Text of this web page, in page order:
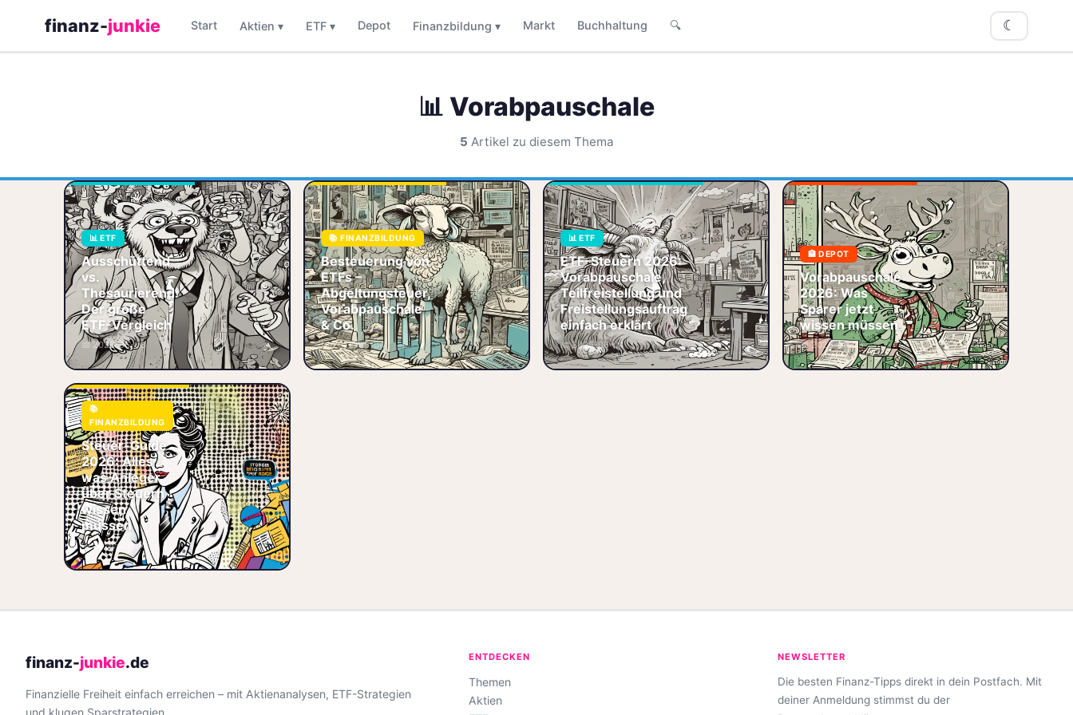
finanz-junkie Start Aktien ▾ ETF ▾ Depot Finanzbildung ▾ Markt Buchhaltung 🔍 ☾
📊 Vorabpauschale
5 Artikel zu diesem Thema
📊 ETF
Ausschüttend
vs.
Thesaurierend:
Der große
ETF-Vergleich
📅 2026-06-03
Ausschüttende
oder
thesaurierende
ETFs? Der große
Vergleich: Steuern,
Zinseszins-Effekt,
Vorabpauschale
und die beste St
📊 ETF
💰 Dividende
🧾 Steuern
📊 Vorabpauschale
📚 FINANZBILDUNG
Besteuerung von
ETFs –
Abgeltungsteuer,
Vorabpauschale
& Co.
📅 2026-06-04
Besteuerung von
ETFs –
Abgeltungsteuer,
Vorabpauschale
& Co. Wer an der
Börse Vermögen
aufbaut, macht
irgendwann Ge
📚 Finanzbildung
🧾 Steuern
📊 ETF
📊
Vorabpauschale
📊 ETF
ETF-Steuern 2026:
Vorabpauschale,
Teilfreistellung und
Freistellungsauftrag
einfach erklärt
📅 2026-06-04
ETF-Steuern
verstehen:
Vorabpauschale,
Teilfreistellung und
Freistellungsauftrag.
Wir erklären, wie du
Steuern sparst un
📊 ETF
🧾 Steuern
📊 Vorabpauschale
📄
Freistellungsauftrag
🏦 DEPOT
Vorabpauschale
2026: Was
Sparer jetzt
wissen müssen
📅 2026-06-05
Vorabpauschale
2026: Erfahre, wie
0,25 % auf
thesaurierende
ETFs wirken, spare
bis zu 150 € und
optimiere dein
Depot – j
🧾 Steuern
📊 Vorabpauschale
📊 ETF
🏷️ Thesaurierer
📚
FINANZBILDUNG
Steuer-Guide
2026: Alles
was Anleger
über Steuern
wissen
müssen
📅 2026-06-19
Der komplette
Steuer-Guide 2026
für Anleger:
Sparerpauschbetrag,
Freistellungsauftrag,
ETF-Besteuerung
(Vorabpauschale,
🧾 Steuern
📄
Freistellungsauftrag
📊 Vorabpauschale
📊 ETF
finanz-junkie.de
Finanzielle Freiheit einfach erreichen – mit Aktienanalysen, ETF-Strategien
und klugen Sparstrategien.
ENTDECKEN
Themen
Aktien
NEWSLETTER
Die besten Finanz-Tipps direkt in dein Postfach. Mit
deiner Anmeldung stimmst du der